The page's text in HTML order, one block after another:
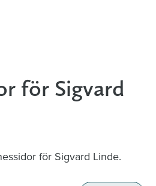
för Sigvard
för Sigvard Linde.